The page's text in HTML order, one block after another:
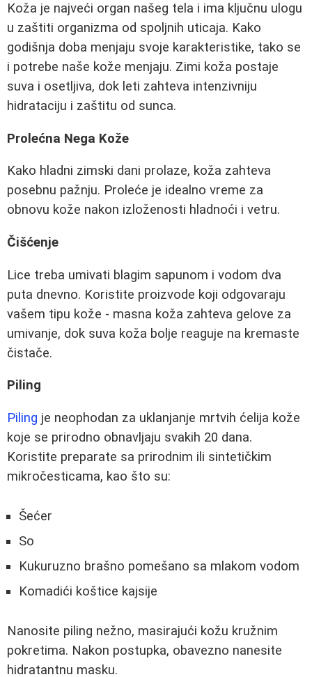
Koža je najveći organ našeg tela i ima ključnu ulogu
u zaštiti organizma od spoljnih uticaja. Kako
godišnja doba menjaju svoje karakteristike, tako se
i potrebe naše kože menjaju. Zimi koža postaje
suva i osetljiva, dok leti zahteva intenzivniju
hidrataciju i zaštitu od sunca.
Prolećna Nega Kože
Kako hladni zimski dani prolaze, koža zahteva
posebnu pažnju. Proleće je idealno vreme za
obnovu kože nakon izloženosti hladnoći i vetru.
Čišćenje
Lice treba umivati blagim sapunom i vodom dva
puta dnevno. Koristite proizvode koji odgovaraju
vašem tipu kože - masna koža zahteva gelove za
umivanje, dok suva koža bolje reaguje na kremaste
čistače.
Piling
Piling je neophodan za uklanjanje mrtvih ćelija kože
koje se prirodno obnavljaju svakih 20 dana.
Koristite preparate sa prirodnim ili sintetičkim
mikročesticama, kao što su:
Šećer
So
Kukuruzno brašno pomešano sa mlakom vodom
Komadići koštice kajsije
Nanosite piling nežno, masirajući kožu kružnim
pokretima. Nakon postupka, obavezno nanesite
hidratantnu masku.